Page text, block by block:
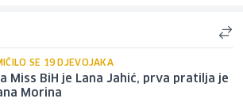
SE 19 DJEVOJAKA
Miss BiH je Lana Jahić, prva pratilja je
Morina